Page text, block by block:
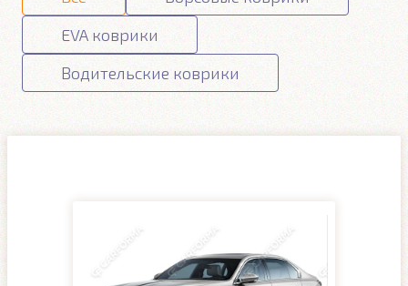
EVA коврики
Водительские коврики